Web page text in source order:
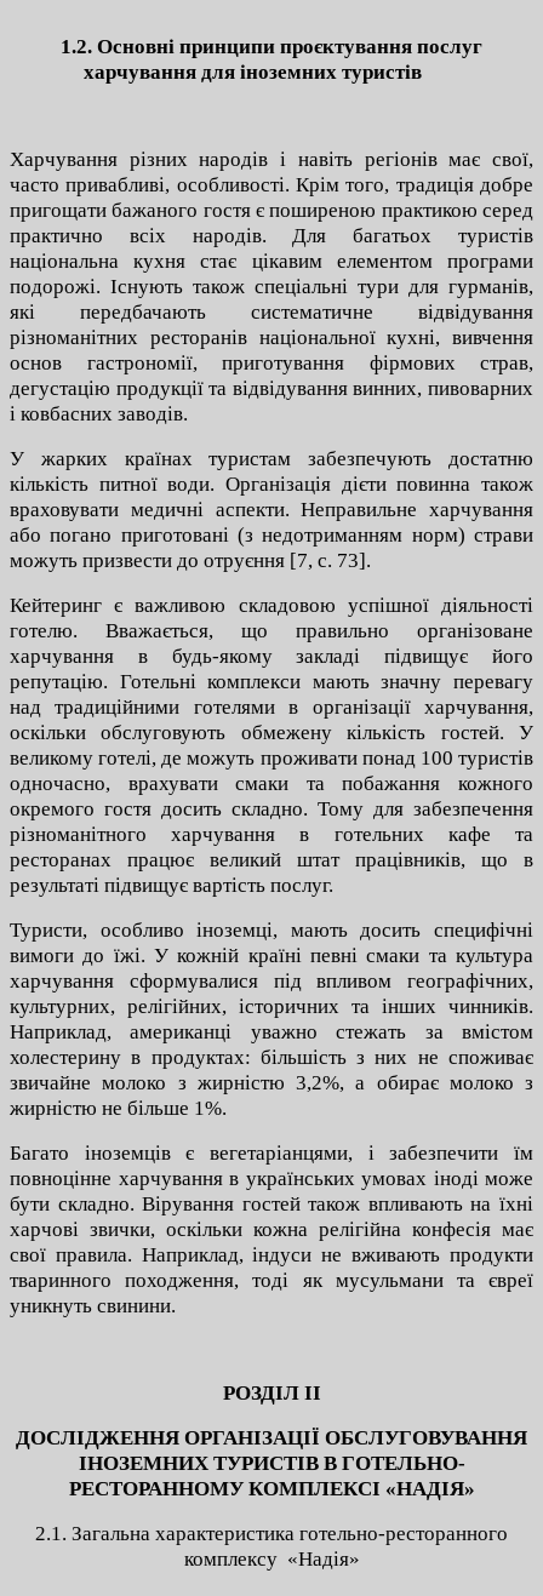
1.2. Основні принципи проєктування послуг
харчування для іноземних туристів
Харчування різних народів і навіть регіонів має свої,
часто привабливі, особливості. Крім того, традиція добре
пригощати бажаного гостя є поширеною практикою серед
практично всіх народів. Для багатьох туристів
національна кухня стає цікавим елементом програми
подорожі. Існують також спеціальні тури для гурманів,
які передбачають систематичне відвідування
різноманітних ресторанів національної кухні, вивчення
основ гастрономії, приготування фірмових страв,
дегустацію продукції та відвідування винних, пивоварних
і ковбасних заводів.
У жарких країнах туристам забезпечують достатню
кількість питної води. Організація дієти повинна також
враховувати медичні аспекти. Неправильне харчування
або погано приготовані (з недотриманням норм) страви
можуть призвести до отруєння [7, с. 73].
Кейтеринг є важливою складовою успішної діяльності
готелю. Вважається, що правильно організоване
харчування в будь-якому закладі підвищує його
репутацію. Готельні комплекси мають значну перевагу
над традиційними готелями в організації харчування,
оскільки обслуговують обмежену кількість гостей. У
великому готелі, де можуть проживати понад 100 туристів
одночасно, врахувати смаки та побажання кожного
окремого гостя досить складно. Тому для забезпечення
різноманітного харчування в готельних кафе та
ресторанах працює великий штат працівників, що в
результаті підвищує вартість послуг.
Туристи, особливо іноземці, мають досить специфічні
вимоги до їжі. У кожній країні певні смаки та культура
харчування сформувалися під впливом географічних,
культурних, релігійних, історичних та інших чинників.
Наприклад, американці уважно стежать за вмістом
холестерину в продуктах: більшість з них не споживає
звичайне молоко з жирністю 3,2%, а обирає молоко з
жирністю не більше 1%.
Багато іноземців є вегетаріанцями, і забезпечити їм
повноцінне харчування в українських умовах іноді може
бути складно. Вірування гостей також впливають на їхні
харчові звички, оскільки кожна релігійна конфесія має
свої правила. Наприклад, індуси не вживають продукти
тваринного походження, тоді як мусульмани та євреї
уникнуть свинини.
РОЗДІЛ ІІ
ДОСЛІДЖЕННЯ ОРГАНІЗАЦІЇ ОБСЛУГОВУВАННЯ
ІНОЗЕМНИХ ТУРИСТІВ В ГОТЕЛЬНО-
РЕСТОРАННОМУ КОМПЛЕКСІ «НАДІЯ»
2.1. Загальна характеристика готельно-ресторанного
комплексу «Надія»